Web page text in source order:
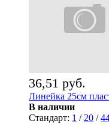
36,51 руб.
Линейка 25см
В наличии
Стандарт: 1 / 20 /